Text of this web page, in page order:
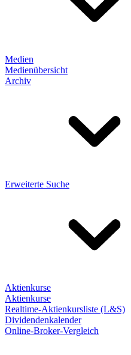
Medien
Medienübersicht
Archiv
Erweiterte Suche
Aktienkurse
Aktienkurse
Realtime-Aktienkursliste (L&S)
Dividendenkalender
Online-Broker-Vergleich